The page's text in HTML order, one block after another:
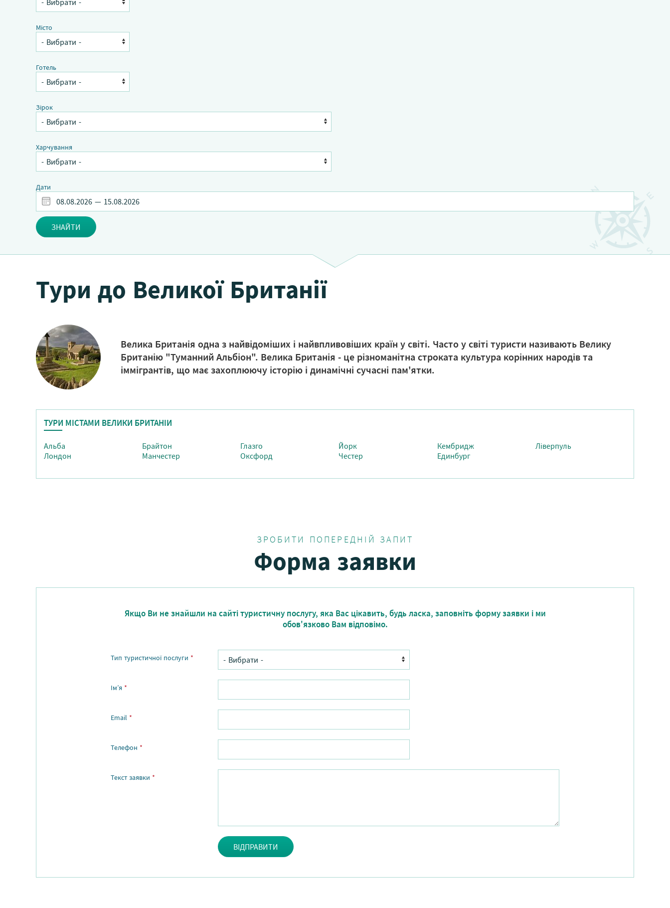
Місто
Готель
Зірок
Харчування
Дати
ЗНАЙТИ
Тури до Великої Британії
Велика Британія одна з найвідоміших і найвпливовіших країн у світі. Часто у світі туристи називають Велику
Британію "Туманний Альбіон". Велика Британія - це різноманітна строката культура корінних народів та
іммігрантів, що має захоплюючу історію і динамічні сучасні пам'ятки.
ТУРИ МІСТАМИ ВЕЛИКИ БРИТАНІИ
Альба Брайтон Глазго Йорк Кембридж
Ліверпуль
Лондон
Манчестер Оксфорд Честер Единбург
ЗРОБИТИ ПОПЕРЕДНІЙ ЗАПИТ
Форма заявки
Якщо Ви не знайшли на сайті туристичну послугу, яка Вас цікавить, будь ласка, заповніть форму заявки і ми
обов'язково Вам відповімо.
Тип туристичної послуги *
Ім’я *
Email *
Телефон *
Текст заявки *
ВІДПРАВИТИ